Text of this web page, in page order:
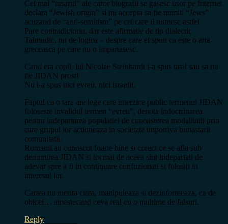
Cei mai “rasariti” ale caror biografii se gasesc usor pe Internet
declara “Jewish origin” si nu accepta sa fie numiti “Jews”
acuzand de “anti-semitism” pe cei care ii numesc astfel.
Pare contradictoriu, dar este afirmatie de tip dialectic
Talmudic, nu de logica – despre care ei spun ca este o arta
greceasca pe care nu o impartasesc.
Cand era copil, lui Nicolae Steinhardt i-a spus tatal sau sa nu
fie JIDAN prost!
Nu i-a spus nici evreu, nici israelit.
Faptul ca o tara are lege care interzice public termenul JIDAN
foloseste invalidul termen “evreu”, denota indoctrinarea
pentru indepartarea populatiei de cunoasterea modalitatii prin
care grupul lor actioneaza in societate impotriva bunastarii
comunitatii.
Romanii au cunoscut foarte bine si corect ce se afla sub
denumirea JIDAN si tocmai de aceea sint indepartati de
adevar spre a fi in continuare confuzionati si folositi in
interesul lor.
Cartea nu merita citita, manipuleaza si dezinformeaza, ca de
obicei… amestecand ceva real cu o multime de falsuri.
Reply